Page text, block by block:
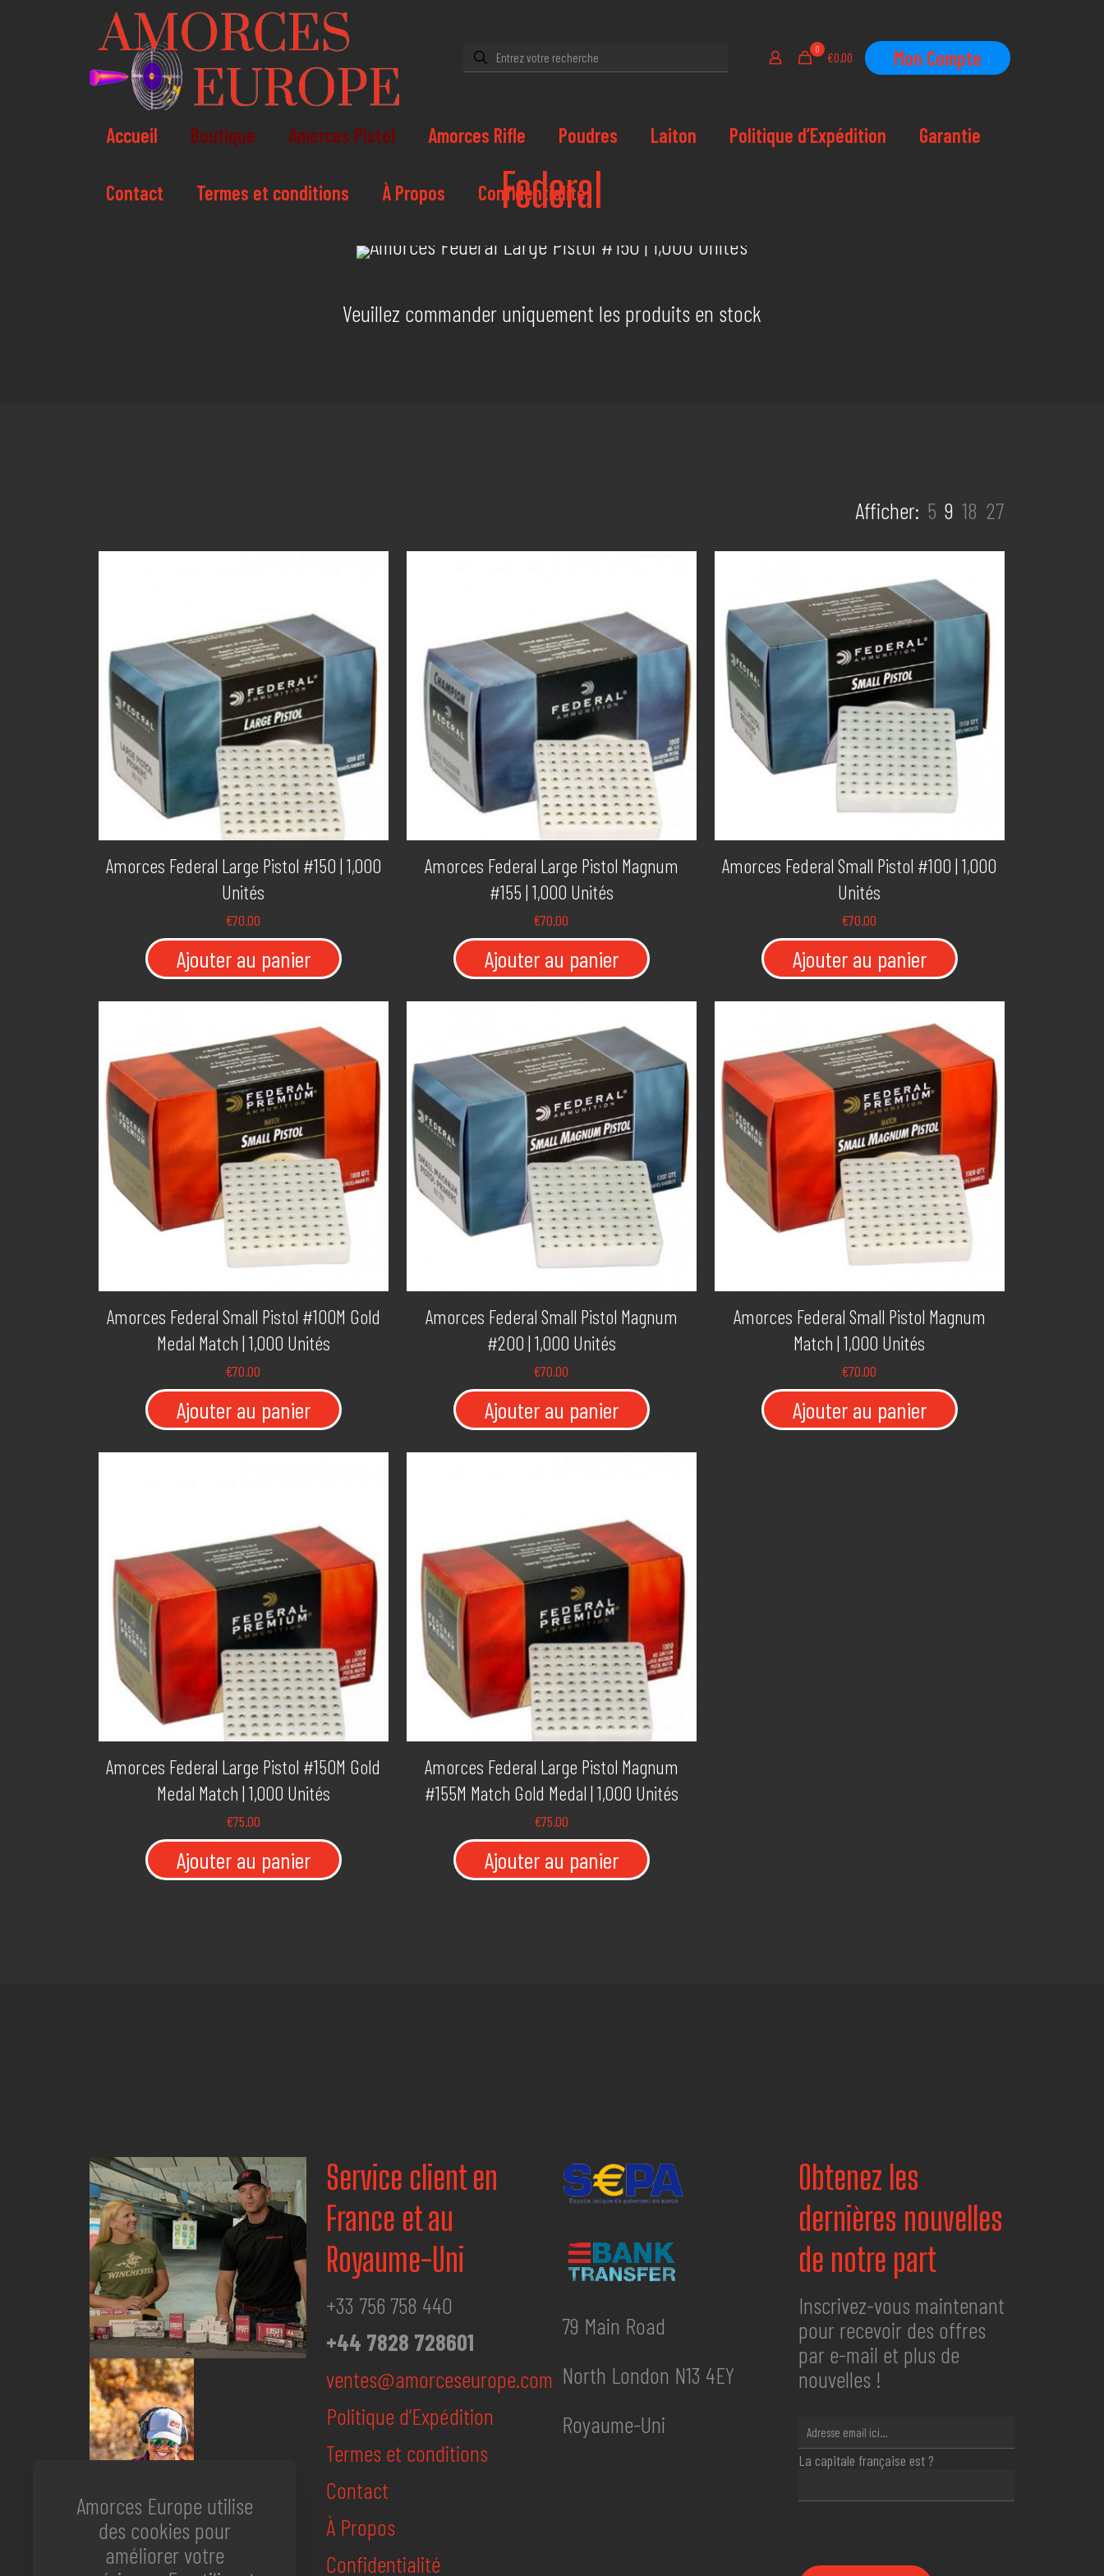
0
€0.00 Mon Compte
Accueil Boutique Amorces Pistol Amorces Rifle Poudres Laiton Politique d’Expédition Garantie
Contact Termes et conditions À Propos Confidentialité
Federal
Veuillez commander uniquement les produits en stock
Afficher: 5 9 18 27
Amorces Federal Large Pistol #150 | 1,000
Unités
€70.00
Ajouter au panier
Amorces Federal Large Pistol Magnum
#155 | 1,000 Unités
€70.00
Ajouter au panier
Amorces Federal Small Pistol #100 | 1,000
Unités
€70.00
Ajouter au panier
Amorces Federal Small Pistol #100M Gold
Medal Match | 1,000 Unités
€70.00
Ajouter au panier
Amorces Federal Small Pistol Magnum
#200 | 1,000 Unités
€70.00
Ajouter au panier
Amorces Federal Small Pistol Magnum
Match | 1,000 Unités
€70.00
Ajouter au panier
Amorces Federal Large Pistol #150M Gold
Medal Match | 1,000 Unités
€75.00
Ajouter au panier
Amorces Federal Large Pistol Magnum
#155M Match Gold Medal | 1,000 Unités
€75.00
Ajouter au panier
Service client en
France et au
Royaume-Uni
+33 756 758 440
+44 7828 728601
ventes@amorceseurope.com
Politique d’Expédition
Termes et conditions
Contact
À Propos
Confidentialité
79 Main Road
North London N13 4EY
Royaume-Uni
Obtenez les
dernières nouvelles
de notre part
Inscrivez-vous maintenant
pour recevoir des offres
par e-mail et plus de
nouvelles !
La capitale française est ?
Amorces Europe utilise
des cookies pour
améliorer votre